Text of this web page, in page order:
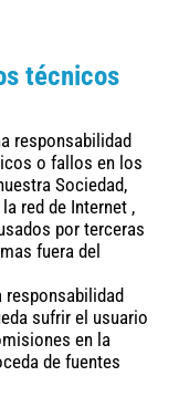
técnicos
responsabilidad
o fallos en los
Sociedad,
red de Internet ,
por terceras
fuera del
responsabilidad
sufrir el usuario
en la
de fuentes